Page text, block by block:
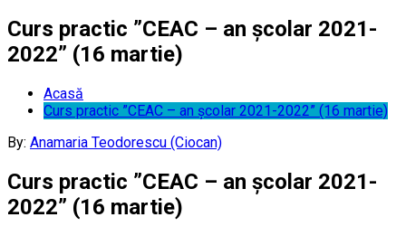
Curs practic ”CEAC – an școlar 2021-
2022” (16 martie)
Acasă
Curs practic ”CEAC – an școlar 2021-2022” (16 martie)
By: Anamaria Teodorescu (Ciocan)
Curs practic ”CEAC – an școlar 2021-
2022” (16 martie)